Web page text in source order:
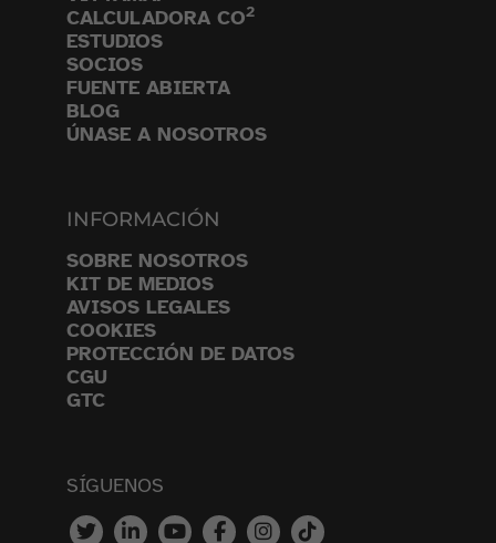
CALCULADORA CO2
ESTUDIOS
SOCIOS
FUENTE ABIERTA
BLOG
ÚNASE A NOSOTROS
INFORMACIÓN
SOBRE NOSOTROS
KIT DE MEDIOS
AVISOS LEGALES
COOKIES
PROTECCIÓN DE DATOS
CGU
GTC
SÍGUENOS